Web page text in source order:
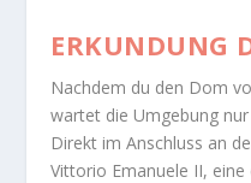
ERKUNDUNG
Nachdem du den Dom
wartet die Umgebung
Direkt im Anschluss an
Vittorio Emanuele II,